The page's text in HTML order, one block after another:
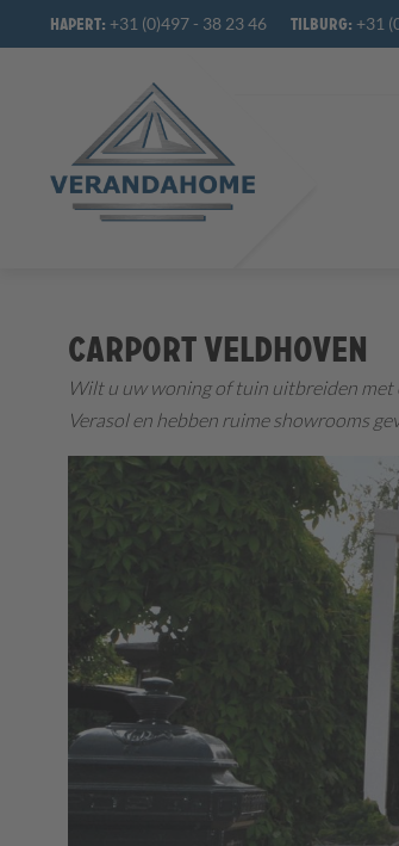
Hapert: +31 (0)497 - 38 23 46 Tilburg: +31
Carport Veldhoven
Wilt u uw woning of tuin uitbreiden met
Verasol en hebben ruime showrooms